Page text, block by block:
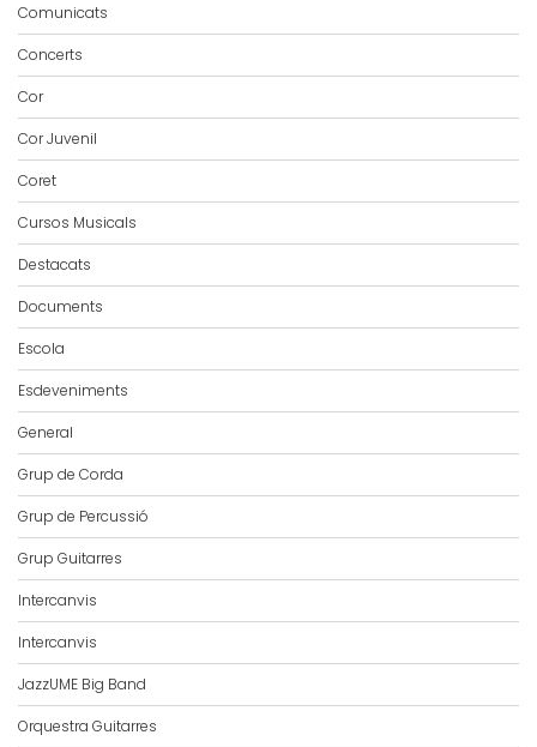
Comunicats
Concerts
Cor
Cor Juvenil
Coret
Cursos Musicals
Destacats
Documents
Escola
Esdeveniments
General
Grup de Corda
Grup de Percussió
Grup Guitarres
Intercanvis
Intercanvis
JazzUME Big Band
Orquestra Guitarres